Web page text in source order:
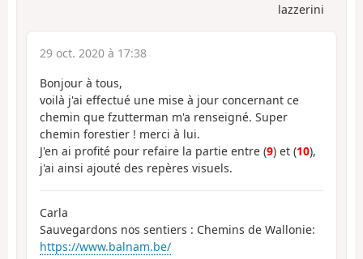
lazzerini
29 oct. 2020 à 17:38
Bonjour à tous,
voilà j'ai effectué une mise à jour concernant ce
chemin que fzutterman m'a renseigné. Super
chemin forestier ! merci à lui.
J'en ai profité pour refaire la partie entre (9) et (10),
j'ai ainsi ajouté des repères visuels.
Carla
Sauvegardons nos sentiers : Chemins de Wallonie:
https://www.balnam.be/